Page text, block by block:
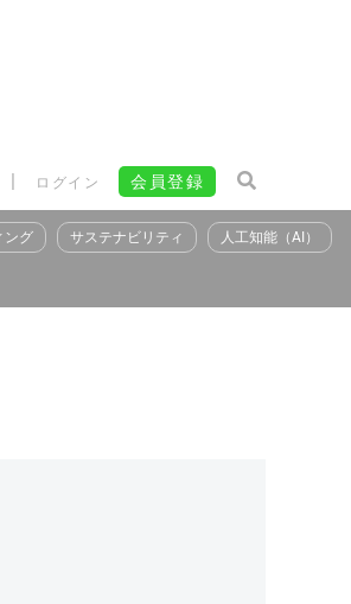
| ログイン 会員登録
ング サステナビリティ 人工知能（AI）